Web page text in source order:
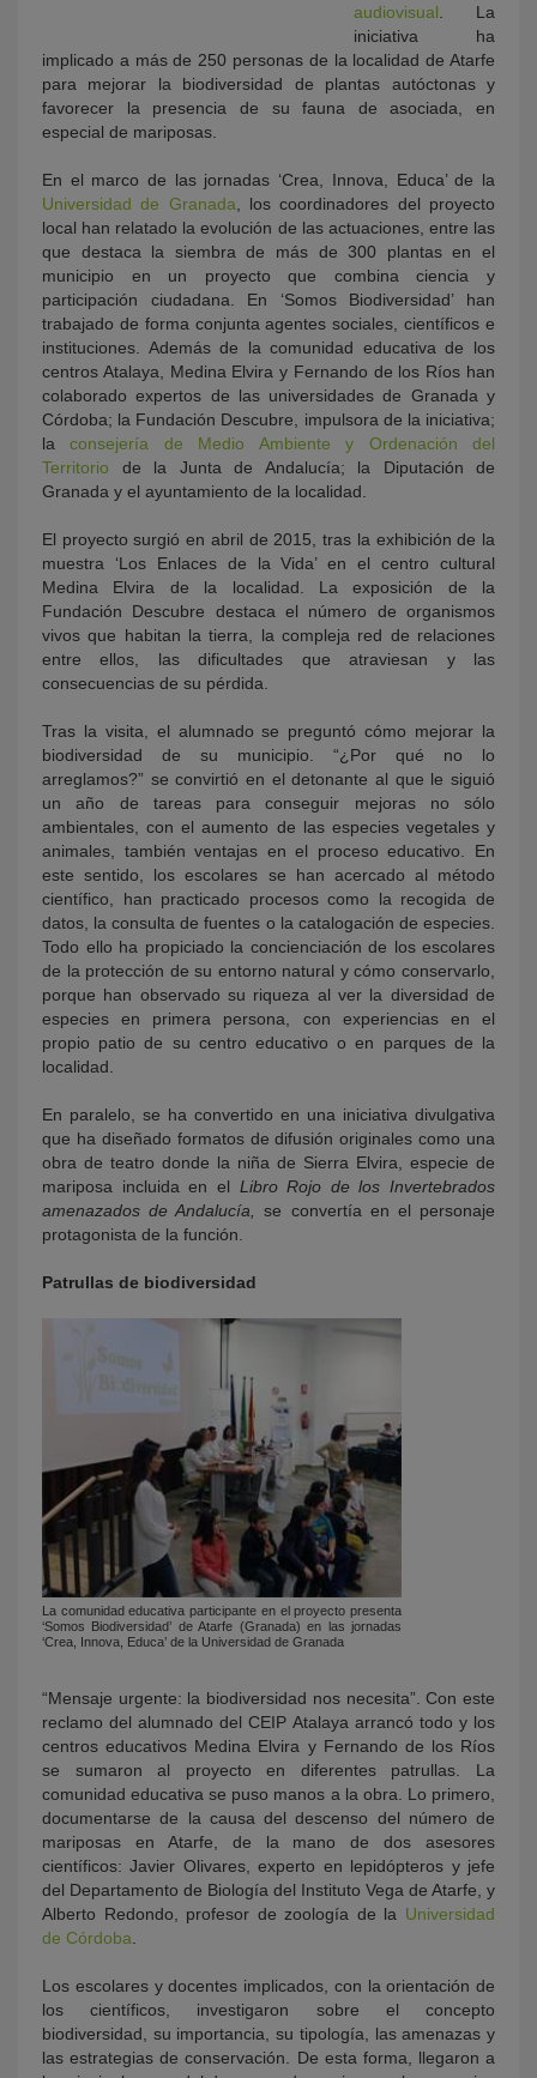
audiovisual . La
iniciativa ha
implicado a más de 250 personas de la localidad de Atarfe
para mejorar la biodiversidad de plantas autóctonas y
favorecer la presencia de su fauna de asociada, en
especial de mariposas.
En el marco de las jornadas ‘Crea, Innova, Educa’ de la
Universidad de Granada , los coordinadores del proyecto
local han relatado la evolución de las actuaciones, entre las
que destaca la siembra de más de 300 plantas en el
municipio en un proyecto que combina ciencia y
participación ciudadana. En ‘Somos Biodiversidad’ han
trabajado de forma conjunta agentes sociales, científicos e
instituciones. Además de la comunidad educativa de los
centros Atalaya, Medina Elvira y Fernando de los Ríos han
colaborado expertos de las universidades de Granada y
Córdoba; la Fundación Descubre, impulsora de la iniciativa;
laconsejería de Medio Ambiente y Ordenación del
Territorio de la Junta de Andalucía; la Diputación de
Granada y el ayuntamiento de la localidad.
El proyecto surgió en abril de 2015, tras la exhibición de la
muestra ‘Los Enlaces de la Vida’ en el centro cultural
Medina Elvira de la localidad. La exposición de la
Fundación Descubre destaca el número de organismos
vivos que habitan la tierra, la compleja red de relaciones
entre ellos, las dificultades que atraviesan y las
consecuencias de su pérdida.
Tras la visita, el alumnado se preguntó cómo mejorar la
biodiversidad de su municipio. “¿Por qué no lo
arreglamos?” se convirtió en el detonante al que le siguió
un año de tareas para conseguir mejoras no sólo
ambientales, con el aumento de las especies vegetales y
animales, también ventajas en el proceso educativo. En
este sentido, los escolares se han acercado al método
científico, han practicado procesos como la recogida de
datos, la consulta de fuentes o la catalogación de especies.
Todo ello ha propiciado la concienciación de los escolares
de la protección de su entorno natural y cómo conservarlo,
porque han observado su riqueza al ver la diversidad de
especies en primera persona, con experiencias en el
propio patio de su centro educativo o en parques de la
localidad.
En paralelo, se ha convertido en una iniciativa divulgativa
que ha diseñado formatos de difusión originales como una
obra de teatro donde la niña de Sierra Elvira, especie de
mariposa incluida en el Libro Rojo de los Invertebrados
amenazados de Andalucía,se convertía en el personaje
protagonista de la función.
Patrullas de biodiversidad
La comunidad educativa participante en el proyecto presenta
‘Somos Biodiversidad’ de Atarfe (Granada) en las jornadas
‘Crea, Innova, Educa’ de la Universidad de Granada
“Mensaje urgente: la biodiversidad nos necesita”. Con este
reclamo del alumnado del CEIP Atalaya arrancó todo y los
centros educativos Medina Elvira y Fernando de los Ríos
se sumaron al proyecto en diferentes patrullas. La
comunidad educativa se puso manos a la obra. Lo primero,
documentarse de la causa del descenso del número de
mariposas en Atarfe, de la mano de dos asesores
científicos: Javier Olivares, experto en lepidópteros y jefe
del Departamento de Biología del Instituto Vega de Atarfe, y
Alberto Redondo, profesor de zoología de la Universidad
de Córdoba
Los escolares y docentes implicados, con la orientación de
los científicos, investigaron sobre el concepto
biodiversidad, su importancia, su tipología, las amenazas y
las estrategias de conservación. De esta forma, llegaron a